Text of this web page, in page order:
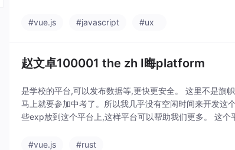
#vue.js #javascript #ux
赵文卓100001 the zh I晦platform
是学校的平台,可以发布数据等,更快更安全。 这里不是旗
马上就要参加中考了。所以我几乎没有空闲时间来开发这
些exp放到这个平台上,这样平台可以帮助我们更多。 这个
#vue.js
#rust